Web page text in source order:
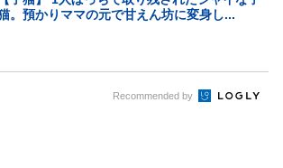
。預かりママの元で甘えん坊に変身し...
Recommended by